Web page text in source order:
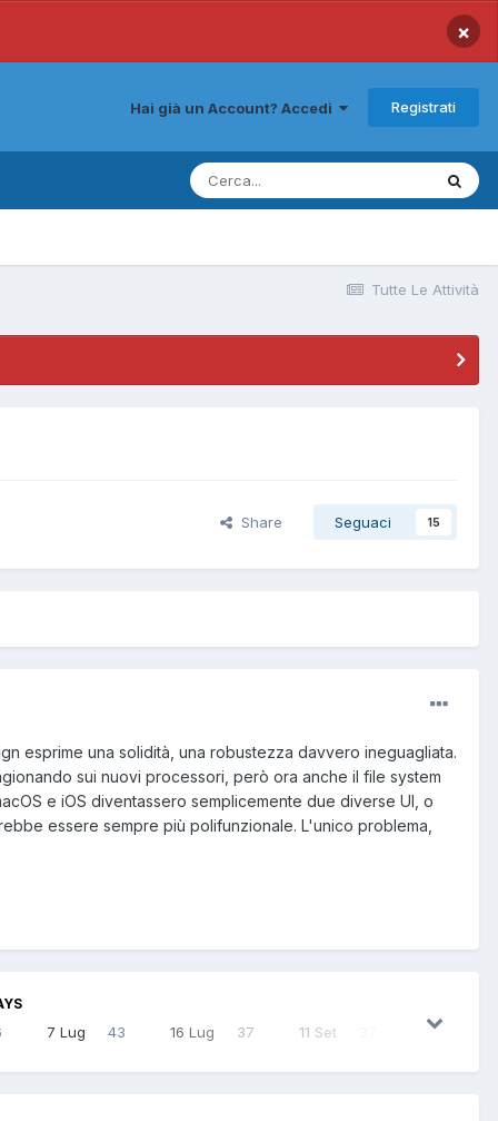
×
Hai già un Account? Accedi Registrati
Tutte Le Attività
Share Seguaci 15
esprime una solidità, una robustezza davvero ineguagliata.
sui nuovi processori, però ora anche il file system
e iOS diventassero semplicemente due diverse UI, o
essere sempre più polifunzionale. L'unico problema,
7 Lug 43 16 Lug 37 11 Set